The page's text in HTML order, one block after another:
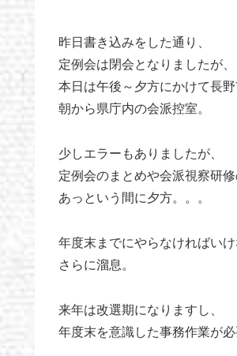
昨日書き込みをした通り、
定例会は閉会となりましたが、
本日は午後～夕方にかけて長野
朝から県庁内の会派控室。
少しエラーもありましたが、
定例会のまとめや会派視察研
あっという間に夕方。。。
年度末までにやらなければい
さらに溜息。
来年は改選期になりますし、
年度末を意識した事務作業が